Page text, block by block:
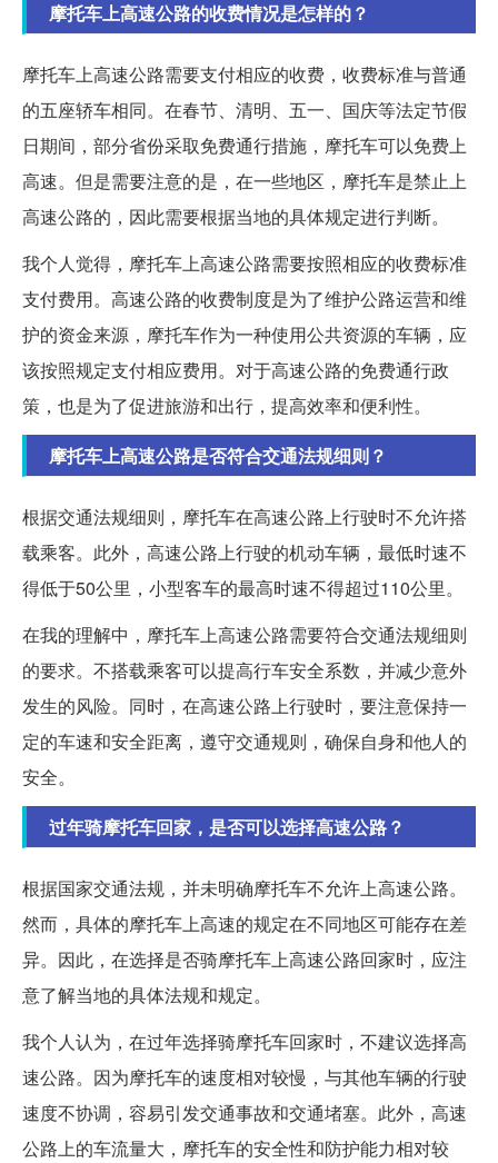
摩托车上高速公路的收费情况是怎样的？
摩托车上高速公路需要支付相应的收费，收费标准与普通
的五座轿车相同。在春节、清明、五一、国庆等法定节假
日期间，部分省份采取免费通行措施，摩托车可以免费上
高速。但是需要注意的是，在一些地区，摩托车是禁止上
高速公路的，因此需要根据当地的具体规定进行判断。
我个人觉得，摩托车上高速公路需要按照相应的收费标准
支付费用。高速公路的收费制度是为了维护公路运营和维
护的资金来源，摩托车作为一种使用公共资源的车辆，应
该按照规定支付相应费用。对于高速公路的免费通行政
策，也是为了促进旅游和出行，提高效率和便利性。
摩托车上高速公路是否符合交通法规细则？
根据交通法规细则，摩托车在高速公路上行驶时不允许搭
载乘客。此外，高速公路上行驶的机动车辆，最低时速不
得低于50公里，小型客车的最高时速不得超过110公里。
在我的理解中，摩托车上高速公路需要符合交通法规细则
的要求。不搭载乘客可以提高行车安全系数，并减少意外
发生的风险。同时，在高速公路上行驶时，要注意保持一
定的车速和安全距离，遵守交通规则，确保自身和他人的
安全。
过年骑摩托车回家，是否可以选择高速公路？
根据国家交通法规，并未明确摩托车不允许上高速公路。
然而，具体的摩托车上高速的规定在不同地区可能存在差
异。因此，在选择是否骑摩托车上高速公路回家时，应注
意了解当地的具体法规和规定。
我个人认为，在过年选择骑摩托车回家时，不建议选择高
速公路。因为摩托车的速度相对较慢，与其他车辆的行驶
速度不协调，容易引发交通事故和交通堵塞。此外，高速
公路上的车流量大，摩托车的安全性和防护能力相对较